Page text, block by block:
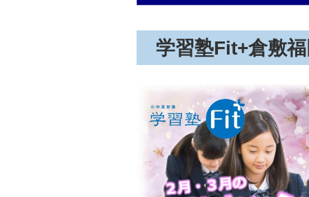
学習塾Fit+倉敷